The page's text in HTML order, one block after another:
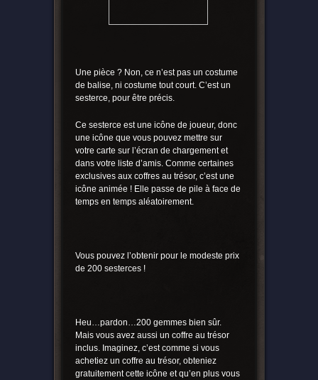
Une pièce ? Non, ce n’est pas un costume
de balise, ni costume tout court. C’est un
sesterce, pour être précis.
Ce sesterce est une icône de joueur, donc
une icône que vous pouvez mettre sur
votre carte sur l’écran de chargement et
dans votre liste d’amis. Comme certaines
exclusives aux coffres au trésor, c’est une
icône animée ! Elle passe de pile à face de
temps en temps aléatoirement.
Vous pouvez l’obtenir pour le modeste prix
de 200 sesterces !
Heu…pardon…200 gemmes bien sûr.
Mais vous avez aussi un coffre au trésor
inclus. Imaginez, c’est comme si vous
achetiez un coffre au trésor, obteniez
gratuitement cette icône et qu’en plus vous